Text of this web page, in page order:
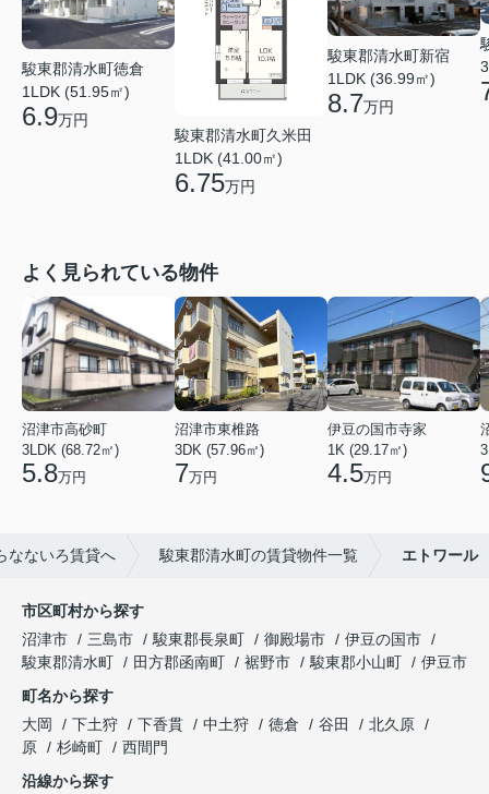
駿東郡清水町徳倉
1LDK (51.95㎡)
6.9万円
駿東郡清水町久米田
1LDK (41.00㎡)
6.75万円
駿東郡清水町新宿
1LDK (36.99㎡)
8.7万円
よく見られている物件
沼津市高砂町
3LDK (68.72㎡)
5.8万円
沼津市東椎路
3DK (57.96㎡)
7万円
伊豆の国市寺家
1K (29.17㎡)
4.5万円
なないろ賃貸へ 駿東郡清水町の賃貸物件一覧 エトワール
市区町村から探す
沼津市
三島市 駿東郡長泉町 御殿場市
伊豆の国市
駿東郡清水町
田方郡函南町 裾野市 駿東郡小山町
伊豆市
町名から探す
大岡
下土狩 下香貫 中土狩 徳倉 谷田
北久原
原
杉崎町
西間門
沿線から探す